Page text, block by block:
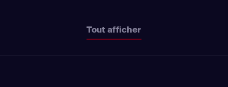
Tout afficher